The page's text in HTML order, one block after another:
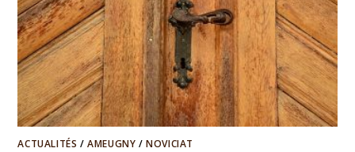
ACTUALITÉS /AMEUGNY /NOVICIAT